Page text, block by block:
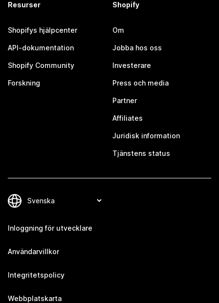
Resurser
Shopifys hjälpcenter
API-dokumentation
Shopify Community
Forskning
Shopify
Om
Jobba hos oss
Investerare
Press och media
Partner
Affiliates
Juridisk information
Tjänstens status
Inloggning för utvecklare
Användarvillkor
Integritetspolicy
Webbplatskarta